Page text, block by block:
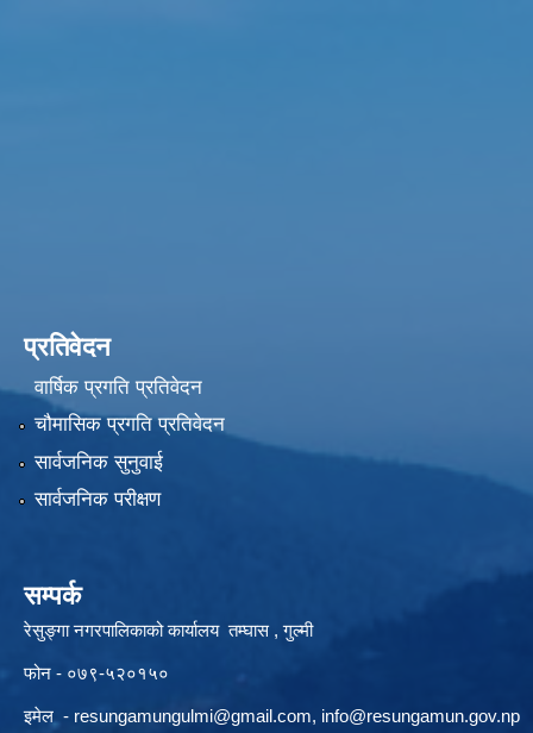
प्रतिवेदन
वार्षिक प्रगति प्रतिवेदन
चौमासिक प्रगति प्रतिवेदन
सार्वजनिक सुनुवाई
सार्वजनिक परीक्षण
सम्पर्क
रेसुङ्गा नगरपालिकाको कार्यालय तम्घास , गुल्मी
फोन - ०७९-५२०१५०
इमेल - resungamungulmi@gmail.com, info@resungamun.gov.np